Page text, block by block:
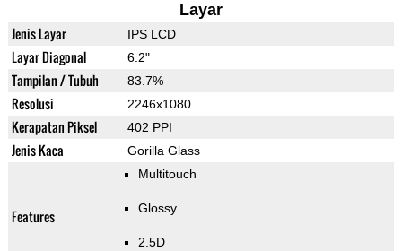
Layar
Jenis Layar IPS LCD
Layar Diagonal 6.2"
Tampilan / Tubuh 83.7%
Resolusi 2246x1080
Kerapatan Piksel 402 PPI
Jenis Kaca Gorilla Glass
Features
Multitouch
Glossy
2.5D